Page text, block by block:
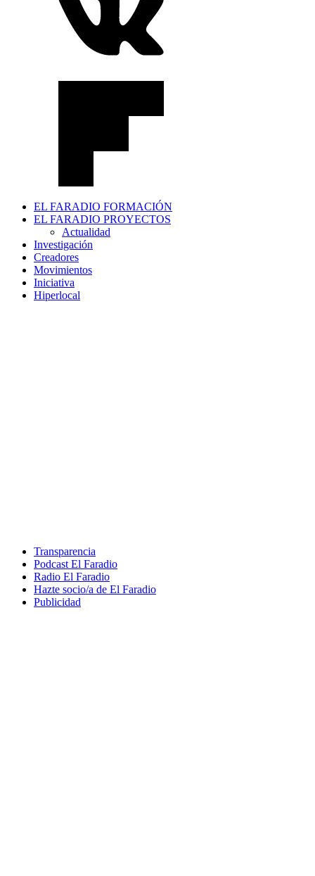
EL FARADIO FORMACIÓN
EL FARADIO PROYECTOS
Actualidad
Investigación
Creadores
Movimientos
Iniciativa
Hiperlocal
Transparencia
Podcast El Faradio
Radio El Faradio
Hazte socio/a de El Faradio
Publicidad